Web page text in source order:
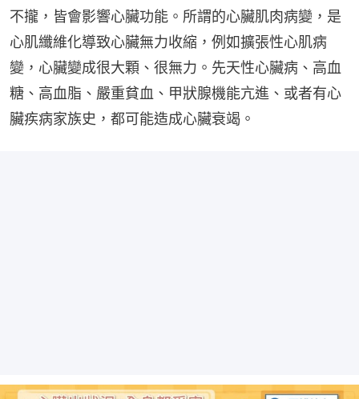
不攏，皆會影響心臟功能。所謂的心臟肌肉病變，是
心肌纖維化導致心臟無力收縮，例如擴張性心肌病
變，心臟變成很大顆、很無力。先天性心臟病、高血
糖、高血脂、嚴重貧血、甲狀腺機能亢進、或者有心
臟疾病家族史，都可能造成心臟衰竭。